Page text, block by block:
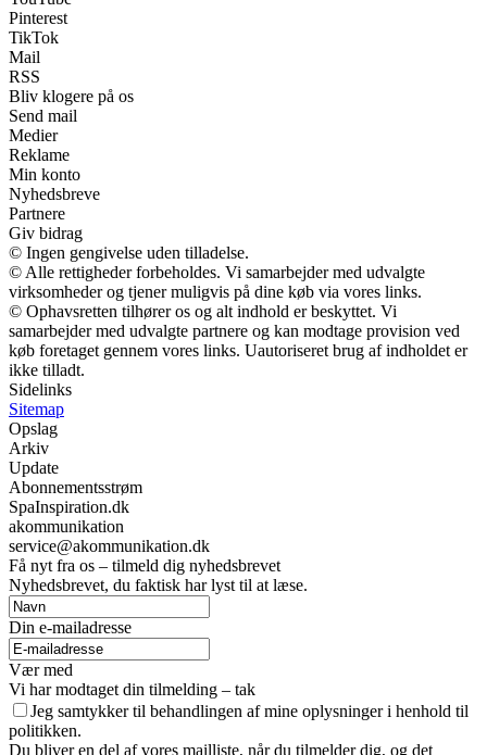
Pinterest
TikTok
Mail
RSS
Bliv klogere på os
Send mail
Medier
Reklame
Min konto
Nyhedsbreve
Partnere
Giv bidrag
© Ingen gengivelse uden tilladelse.
© Alle rettigheder forbeholdes. Vi samarbejder med udvalgte
virksomheder og tjener muligvis på dine køb via vores links.
© Ophavsretten tilhører os og alt indhold er beskyttet. Vi
samarbejder med udvalgte partnere og kan modtage provision ved
køb foretaget gennem vores links. Uautoriseret brug af indholdet er
ikke tilladt.
Sidelinks
Sitemap
Opslag
Arkiv
Update
Abonnementsstrøm
SpaInspiration.dk
akommunikation
service@akommunikation.dk
Få nyt fra os – tilmeld dig nyhedsbrevet
Nyhedsbrevet, du faktisk har lyst til at læse.
Din e-mailadresse
Vær med
Vi har modtaget din tilmelding – tak
Jeg samtykker til behandlingen af mine oplysninger i henhold til
politikken.
Du bliver en del af vores mailliste, når du tilmelder dig, og det